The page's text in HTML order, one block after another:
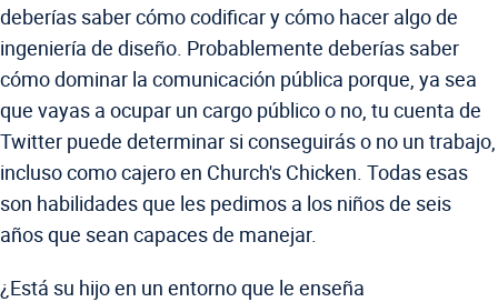
deberías saber cómo codificar y cómo hacer algo de
ingeniería de diseño. Probablemente deberías saber
cómo dominar la comunicación pública porque, ya sea
que vayas a ocupar un cargo público o no, tu cuenta de
Twitter puede determinar si conseguirás o no un trabajo,
incluso como cajero en Church's Chicken. Todas esas
son habilidades que les pedimos a los niños de seis
años que sean capaces de manejar.
¿Está su hijo en un entorno que le enseña